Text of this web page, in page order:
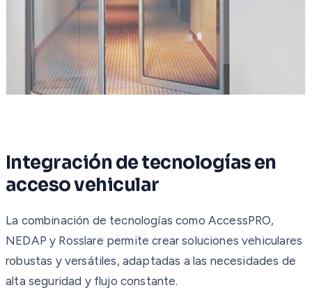
Integración de tecnologías en
acceso vehicular
La combinación de tecnologías como AccessPRO,
NEDAP y Rosslare permite crear soluciones vehiculares
robustas y versátiles, adaptadas a las necesidades de
alta seguridad y flujo constante.